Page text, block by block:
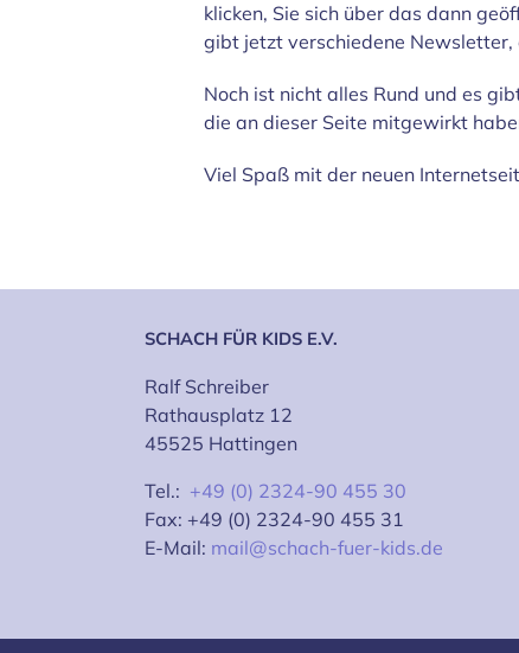
klicken, Sie sich über das dann
gibt jetzt verschiedene
Noch ist nicht alles Rund und es
die an dieser Seite mitgewirkt
Viel Spaß mit der neuen
SCHACH FÜR KIDS E.V.
Ralf Schreiber
Rathausplatz 12
45525 Hattingen
Tel.: +49 (0) 2324-90 455 30
Fax: +49 (0) 2324-90 455 31
E-Mail: mail@schach-fuer-kids.de